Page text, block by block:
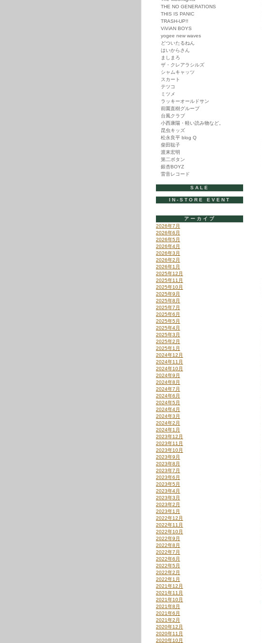
THE NO GENERATIONS
THIS IS PANIC
TRASH-UP!!
ViViAN BOYS
yogee new waves
どついたるねん
はいからさん
ましまろ
ザ・クレアラシルズ
シャムキャッツ
スカート
テツコ
ミツメ
ラッキーオールドサン
前園直樹グループ
台風クラブ
小西康陽・軽い読み物など。
昆虫キッズ
松永良平 blog Q
柴田聡子
渡来宏明
第二ボタン
銀杏BOYZ
雷音レコード
SALE
IN-STORE EVENT
アーカイブ
2026年7月
2026年6月
2026年5月
2026年4月
2026年3月
2026年2月
2026年1月
2025年12月
2025年11月
2025年10月
2025年9月
2025年8月
2025年7月
2025年6月
2025年5月
2025年4月
2025年3月
2025年2月
2025年1月
2024年12月
2024年11月
2024年10月
2024年9月
2024年8月
2024年7月
2024年6月
2024年5月
2024年4月
2024年3月
2024年2月
2024年1月
2023年12月
2023年11月
2023年10月
2023年9月
2023年8月
2023年7月
2023年6月
2023年5月
2023年4月
2023年3月
2023年2月
2023年1月
2022年12月
2022年11月
2022年10月
2022年9月
2022年8月
2022年7月
2022年6月
2022年5月
2022年2月
2022年1月
2021年12月
2021年11月
2021年10月
2021年8月
2021年6月
2021年2月
2020年12月
2020年11月
2020年10月